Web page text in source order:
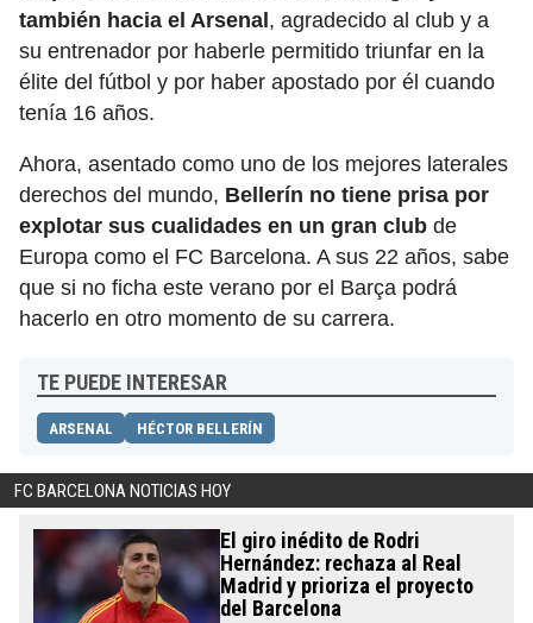
también hacia el Arsenal , agradecido al club y a
su entrenador por haberle permitido triunfar en la
élite del fútbol y por haber apostado por él cuando
tenía 16 años.
Ahora, asentado como uno de los mejores laterales
derechos del mundo, Bellerín no tiene prisa por
explotar sus cualidades en un gran club de
Europa como el FC Barcelona. A sus 22 años, sabe
que si no ficha este verano por el Barça podrá
hacerlo en otro momento de su carrera.
TE PUEDE INTERESAR
ARSENAL HÉCTOR BELLERÍN
FC BARCELONA NOTICIAS HOY
El giro inédito de Rodri
Hernández: rechaza al Real
Madrid y prioriza el proyecto
del Barcelona